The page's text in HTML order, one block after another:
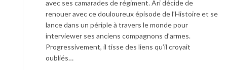
avec ses camarades de régiment. Ari décide de
renouer avec ce douloureux épisode de l’Histoire et se
lance dans un périple à travers le monde pour
interviewer ses anciens compagnons d’armes.
Progressivement, il tisse des liens qu’il croyait
oubliés…